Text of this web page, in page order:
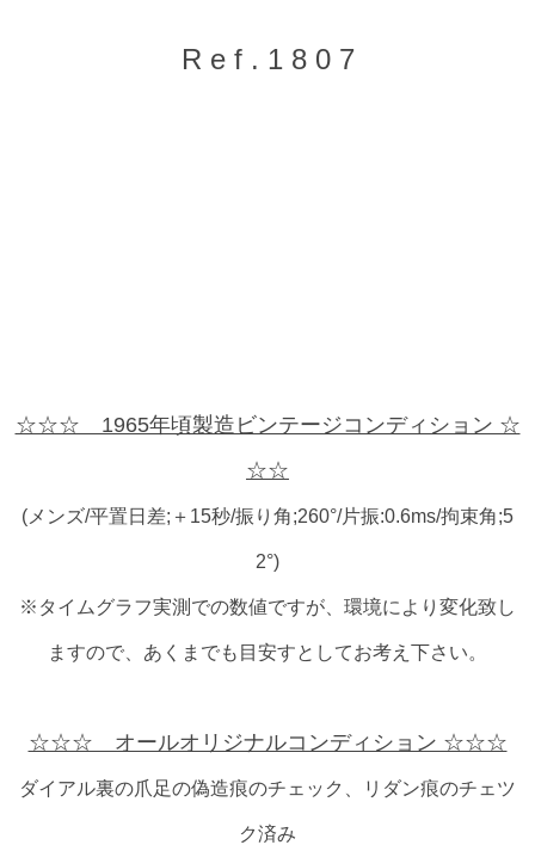
R e f . 1 8 0 7
☆☆☆ 1965年頃製造ビンテージコンディション ☆
☆☆
(メンズ/平置日差;＋15秒/振り角;260°/片振:0.6ms/拘束角;5
2°)
※タイムグラフ実測での数値ですが、環境により変化致し
ますので、あくまでも目安すとしてお考え下さい。
☆☆☆ オールオリジナルコンディション ☆☆☆
ダイアル裏の爪足の偽造痕のチェック、リダン痕のチェツ
ク済み